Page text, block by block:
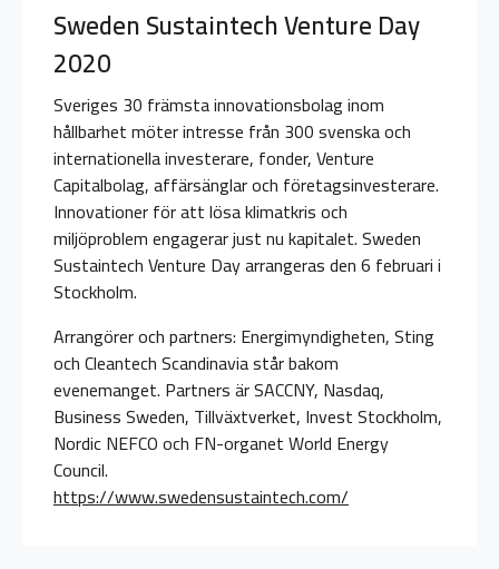
Sweden Sustaintech Venture Day
2020
Sveriges 30 främsta innovationsbolag inom
hållbarhet möter intresse från 300 svenska och
internationella investerare, fonder, Venture
Capitalbolag, affärsänglar och företagsinvesterare.
Innovationer för att lösa klimatkris och
miljöproblem engagerar just nu kapitalet. Sweden
Sustaintech Venture Day arrangeras den 6 februari i
Stockholm.
Arrangörer och partners: Energimyndigheten, Sting
och Cleantech Scandinavia står bakom
evenemanget. Partners är SACCNY, Nasdaq,
Business Sweden, Tillväxtverket, Invest Stockholm,
Nordic NEFCO och FN-organet World Energy
Council.
https://www.swedensustaintech.com/